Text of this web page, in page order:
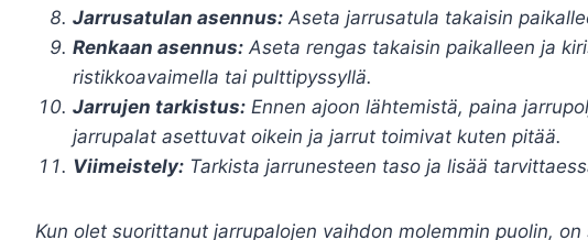
Jarrusatulan asennus: Aseta jarrusatula takaisin
Renkaan asennus: Aseta rengas takaisin paikalleen ja
ristikkoavaimella tai pulttipyssyllä.
Jarrujen tarkistus: Ennen ajoon lähtemistä, paina
jarrupalat asettuvat oikein ja jarrut toimivat kuten pitää.
Viimeistely: Tarkista jarrunesteen taso ja lisää
Kun olet suorittanut jarrupalojen vaihdon molemmin puolin,